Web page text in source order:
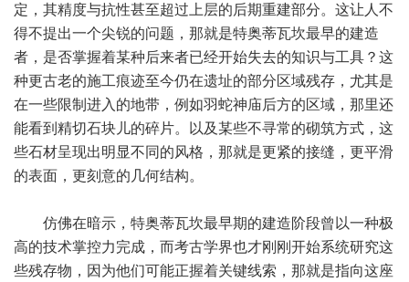
定，其精度与抗性甚至超过上层的后期重建部分。这让人不
得不提出一个尖锐的问题，那就是特奥蒂瓦坎最早的建造
者，是否掌握着某种后来者已经开始失去的知识与工具？这
种更古老的施工痕迹至今仍在遗址的部分区域残存，尤其是
在一些限制进入的地带，例如羽蛇神庙后方的区域，那里还
能看到精切石块儿的碎片。以及某些不寻常的砌筑方式，这
些石材呈现出明显不同的风格，那就是更紧的接缝，更平滑
的表面，更刻意的几何结构。
仿佛在暗示，特奥蒂瓦坎最早期的建造阶段曾以一种极
高的技术掌控力完成，而考古学界也才刚刚开始系统研究这
些残存物，因为他们可能正握着关键线索，那就是指向这座